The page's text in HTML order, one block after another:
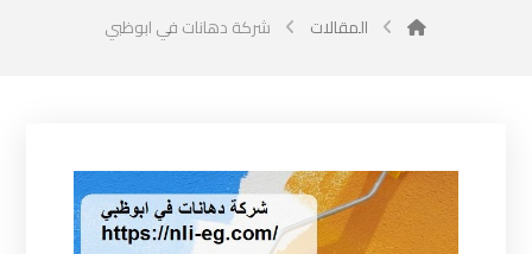
المقالات شركة دهانات في ابوظبي